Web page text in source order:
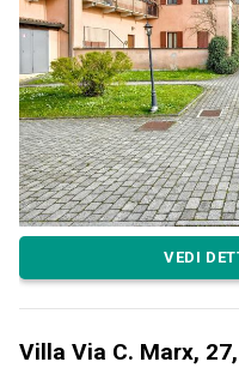
VEDI
Villa Via C. Marx,